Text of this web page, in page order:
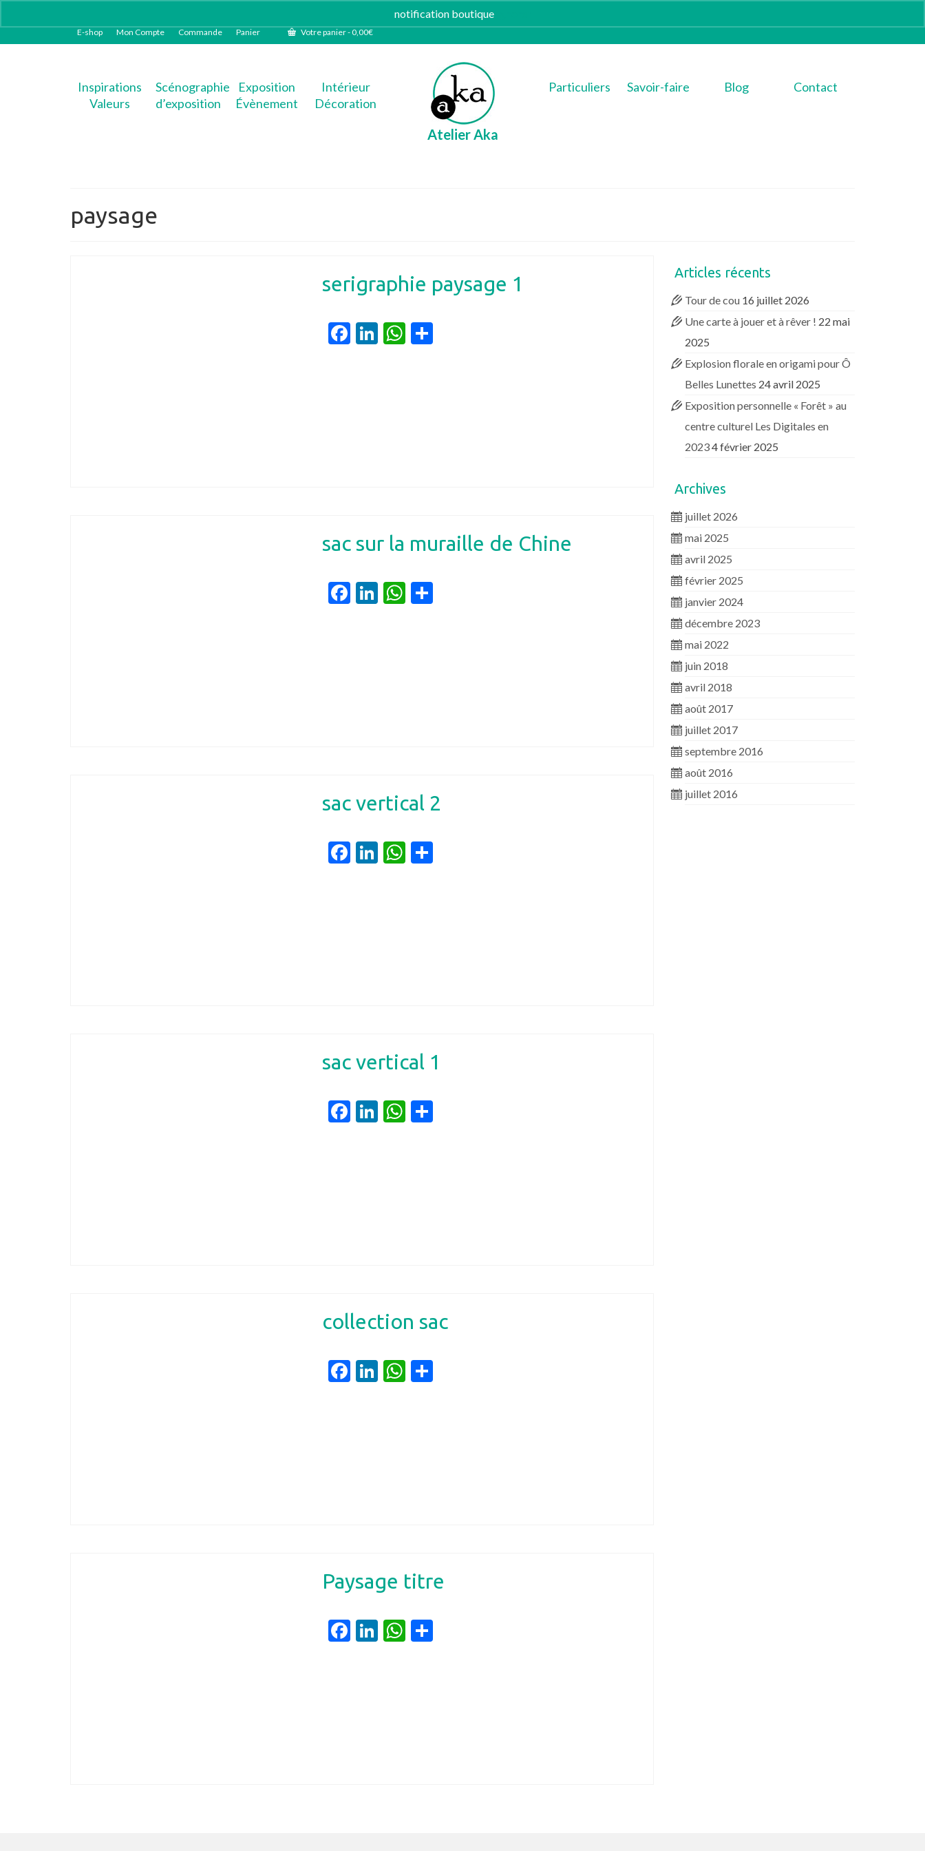
notification boutique
E-shop Mon Compte Commande Panier Votre panier-0,00€
Inspirations
Valeurs
Scénographie
d’exposition
Exposition
Évènement
Intérieur
Décoration
Atelier Aka
Particuliers Savoir-faire Blog Contact
paysage
serigraphie paysage 1
Facebook
LinkedIn
WhatsApp
Partager
sac sur la muraille de Chine
Facebook
LinkedIn
WhatsApp
Partager
sac vertical 2
Facebook
LinkedIn
WhatsApp
Partager
sac vertical 1
Facebook
LinkedIn
WhatsApp
Partager
collection sac
Facebook
LinkedIn
WhatsApp
Partager
Paysage titre
Facebook
LinkedIn
WhatsApp
Partager
Articles récents
Tour de cou 16 juillet 2026
Une carte à jouer et à rêver ! 22 mai
2025
Explosion florale en origami pour Ô
Belles Lunettes 24 avril 2025
Exposition personnelle « Forêt » au
centre culturel Les Digitales en
20234 février 2025
Archives
juillet 2026
mai 2025
avril 2025
février 2025
janvier 2024
décembre 2023
mai 2022
juin 2018
avril 2018
août 2017
juillet 2017
septembre 2016
août 2016
juillet 2016